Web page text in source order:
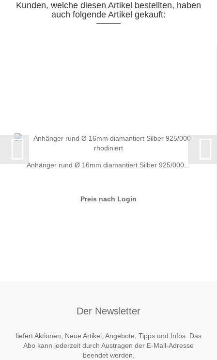
Kunden, welche diesen Artikel bestellten, haben
auch folgende Artikel gekauft:
Anhänger rund Ø 16mm diamantiert Silber 925/000...
Preis nach Login
Der Newsletter
liefert Aktionen, Neue Artikel, Angebote, Tipps und Infos. Das
Abo kann jederzeit durch Austragen der E-Mail-Adresse
beendet werden.